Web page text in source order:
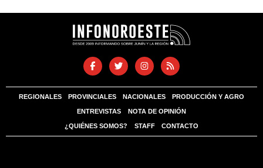
REGIONALES PROVINCIALES NACIONALES PRODUCCIÓN Y AGRO
ENTREVISTAS NOTA DE OPINIÓN
¿QUIÉNES SOMOS? STAFF CONTACTO